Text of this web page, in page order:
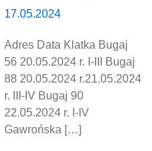
17.05.2024
Adres Data Klatka Bugaj
56 20.05.2024 r. I-III Bugaj
88 20.05.2024 r.21.05.2024
r. III-IV Bugaj 90
22.05.2024 r. I-IV
Gawrońska […]